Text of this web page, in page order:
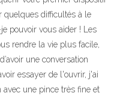
quelques difficultés à le
pouvoir vous aider ! Les
rendre la vie plus facile,
une conversation
essayer de l'ouvrir, j'ai
une pince très fine et